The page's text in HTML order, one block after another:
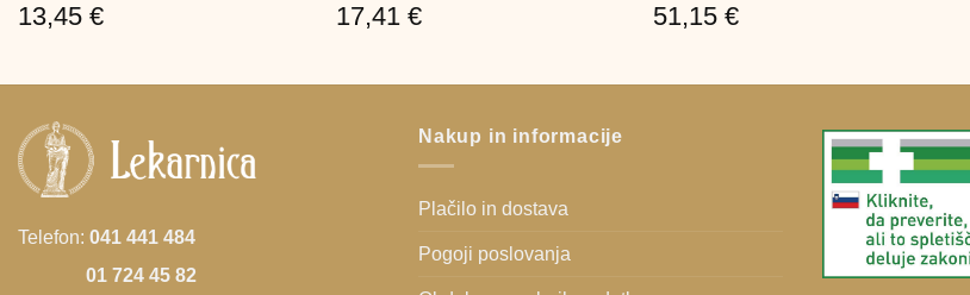
13,45 € 17,41 € 51,15€
Telefon: 041 441 484
01 724 45 82
Nakup in informacije
Plačilo in dostava
Pogoji poslovanja